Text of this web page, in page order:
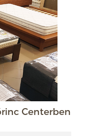
Centerben